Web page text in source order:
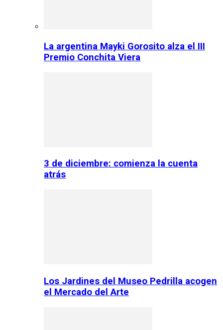
La argentina Mayki Gorosito alza el III
Premio Conchita Viera
3 de diciembre: comienza la cuenta
atrás
Los Jardines del Museo Pedrilla acogen
el Mercado del Arte